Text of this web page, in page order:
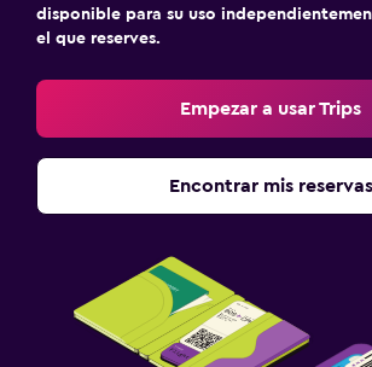
disponible para su uso
el que reserves.
Empezar a usar Trips
Encontrar mis reservas